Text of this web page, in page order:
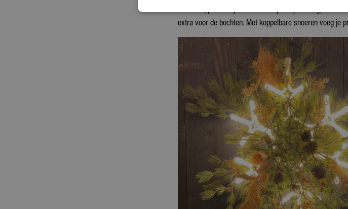
kerstlampjes. Hou je van vol en sprookjesachtig, neem
extra voor de bochten. Met koppelbare snoeren voeg je